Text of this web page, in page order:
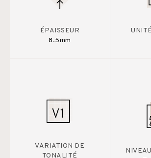
ÉPAISSEUR
8.5mm
VARIATION DE
TONALITÉ